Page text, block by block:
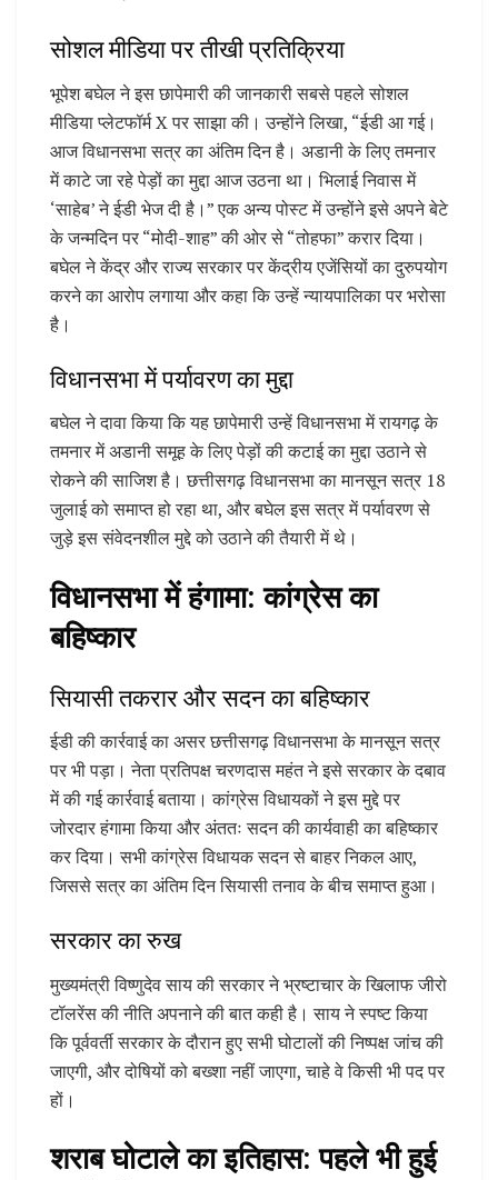
सोशल मीडिया पर तीखी प्रतिक्रिया
भूपेश बघेल ने इस छापेमारी की जानकारी सबसे पहले सोशल
मीडिया प्लेटफॉर्म X पर साझा की। उन्होंने लिखा, “ईडी आ गई।
आज विधानसभा सत्र का अंतिम दिन है। अडानी के लिए तमनार
में काटे जा रहे पेड़ों का मुद्दा आज उठना था। भिलाई निवास में
‘साहेब’ ने ईडी भेज दी है।” एक अन्य पोस्ट में उन्होंने इसे अपने बेटे
के जन्मदिन पर “मोदी-शाह” की ओर से “तोहफा” करार दिया।
बघेल ने केंद्र और राज्य सरकार पर केंद्रीय एजेंसियों का दुरुपयोग
करने का आरोप लगाया और कहा कि उन्हें न्यायपालिका पर भरोसा
है।
विधानसभा में पर्यावरण का मुद्दा
बघेल ने दावा किया कि यह छापेमारी उन्हें विधानसभा में रायगढ़ के
तमनार में अडानी समूह के लिए पेड़ों की कटाई का मुद्दा उठाने से
रोकने की साजिश है। छत्तीसगढ़ विधानसभा का मानसून सत्र 18
जुलाई को समाप्त हो रहा था, और बघेल इस सत्र में पर्यावरण से
जुड़े इस संवेदनशील मुद्दे को उठाने की तैयारी में थे।
विधानसभा में हंगामा: कांग्रेस का
बहिष्कार
सियासी तकरार और सदन का बहिष्कार
ईडी की कार्रवाई का असर छत्तीसगढ़ विधानसभा के मानसून सत्र
पर भी पड़ा। नेता प्रतिपक्ष चरणदास महंत ने इसे सरकार के दबाव
में की गई कार्रवाई बताया। कांग्रेस विधायकों ने इस मुद्दे पर
जोरदार हंगामा किया और अंततः सदन की कार्यवाही का बहिष्कार
कर दिया। सभी कांग्रेस विधायक सदन से बाहर निकल आए,
जिससे सत्र का अंतिम दिन सियासी तनाव के बीच समाप्त हुआ।
सरकार का रुख
मुख्यमंत्री विष्णुदेव साय की सरकार ने भ्रष्टाचार के खिलाफ जीरो
टॉलरेंस की नीति अपनाने की बात कही है। साय ने स्पष्ट किया
कि पूर्ववर्ती सरकार के दौरान हुए सभी घोटालों की निष्पक्ष जांच की
जाएगी, और दोषियों को बख्शा नहीं जाएगा, चाहे वे किसी भी पद पर
हों।
शराब घोटाले का इतिहास: पहले भी हुई